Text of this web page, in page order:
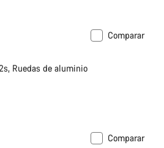
Comparar
Ruedas de aluminio
Comparar